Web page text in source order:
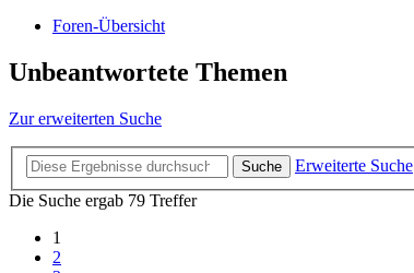
Foren-Übersicht
Unbeantwortete Themen
Zur erweiterten Suche
Suche
Erweiterte Suche
Die Suche ergab 79 Treffer
1
2